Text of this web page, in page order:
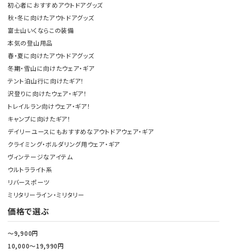
初心者におすすめアウトドアグッズ
秋・冬に向けたアウトドアグッズ
富士山いくならこの装備
本気の登山用品
春・夏に向けたアウトドアグッズ
冬期・雪山に向けたウェア・ギア
テント泊山行に向けたギア！
沢登りに向けたウェア・ギア！
トレイルラン向けウェア・ギア！
キャンプに向けたギア！
デイリーユースにもおすすめなアウトドアウェア・ギア
クライミング・ボルダリング用ウェア・ギア
ヴィンテージなアイテム
ウルトラライト系
リバースポーツ
ミリタリーライン・ミリタリー
価格で選ぶ
～9,900円
10,000～19,990円